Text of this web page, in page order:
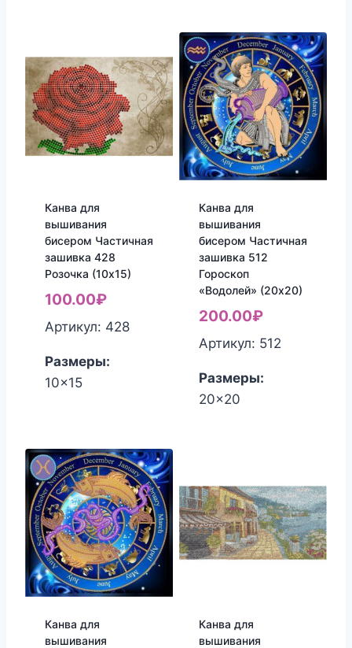
Канва для
вышивания
бисером Частичная
зашивка 428
Розочка (10х15)
100.00₽
Артикул: 428
Размеры:
10x15
Канва для
вышивания
бисером Частичная
зашивка 512
Гороскоп
«Водолей» (20х20)
200.00₽
Артикул: 512
Размеры:
20x20
Канва для
вышивания
Канва для
вышивания